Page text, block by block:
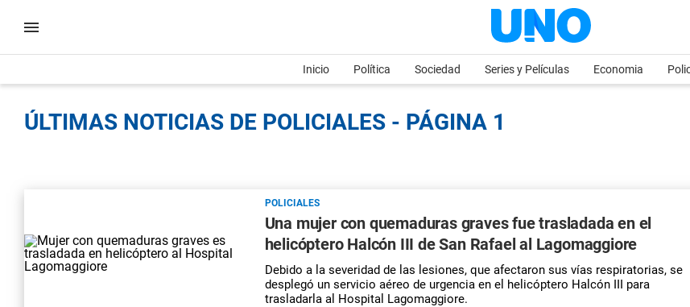
Inicio Política Sociedad Series y Películas Economia
ÚLTIMAS NOTICIAS DE POLICIALES - PÁGINA 1
POLICIALES
Una mujer con quemaduras graves fue trasladada en el
helicóptero Halcón III de San Rafael al Lagomaggiore
Debido a la severidad de las lesiones, que afectaron sus vías respiratorias, se
desplegó un servicio aéreo de urgencia en el helicóptero Halcón III para
trasladarla al Hospital Lagomaggiore.